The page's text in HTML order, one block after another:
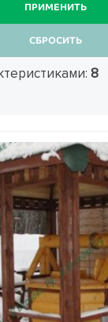
ПРИМЕНИТЬ
СБРОСИТЬ
8